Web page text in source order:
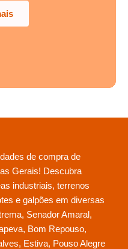
de compra de
Gerais! Descubra
industriais, terrenos
e galpões em diversas
Senador Amaral,
Bom Repouso,
Estiva, Pouso Alegre